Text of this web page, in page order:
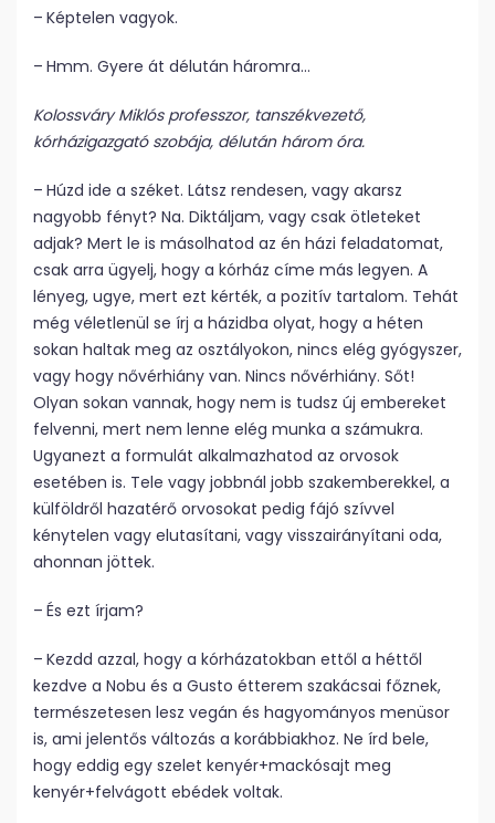
– Képtelen vagyok.
– Hmm. Gyere át délután háromra…
Kolossváry Miklós professzor, tanszékvezető,
kórházigazgató szobája, délután három óra.
– Húzd ide a széket. Látsz rendesen, vagy akarsz
nagyobb fényt? Na. Diktáljam, vagy csak ötleteket
adjak? Mert le is másolhatod az én házi feladatomat,
csak arra ügyelj, hogy a kórház címe más legyen. A
lényeg, ugye, mert ezt kérték, a pozitív tartalom. Tehát
még véletlenül se írj a házidba olyat, hogy a héten
sokan haltak meg az osztályokon, nincs elég gyógyszer,
vagy hogy nővérhiány van. Nincs nővérhiány. Sőt!
Olyan sokan vannak, hogy nem is tudsz új embereket
felvenni, mert nem lenne elég munka a számukra.
Ugyanezt a formulát alkalmazhatod az orvosok
esetében is. Tele vagy jobbnál jobb szakemberekkel, a
külföldről hazatérő orvosokat pedig fájó szívvel
kénytelen vagy elutasítani, vagy visszairányítani oda,
ahonnan jöttek.
– És ezt írjam?
– Kezdd azzal, hogy a kórházatokban ettől a héttől
kezdve a Nobu és a Gusto étterem szakácsai főznek,
természetesen lesz vegán és hagyományos menüsor
is, ami jelentős változás a korábbiakhoz. Ne írd bele,
hogy eddig egy szelet kenyér+mackósajt meg
kenyér+felvágott ebédek voltak.